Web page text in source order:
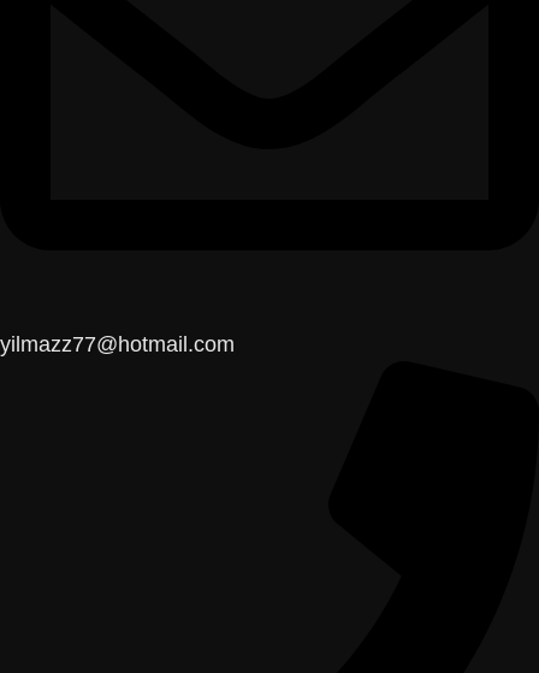
yilmazz77@hotmail.com